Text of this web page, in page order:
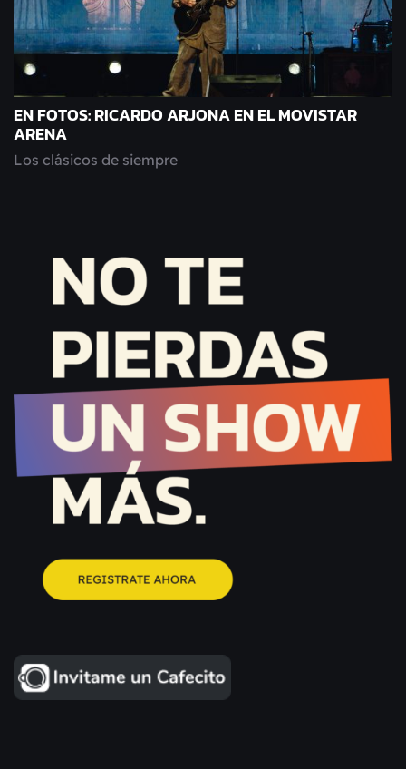
EN FOTOS: RICARDO ARJONA EN EL MOVISTAR
ARENA
Los clásicos de siempre